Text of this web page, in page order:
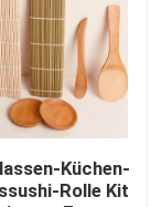
Küchen-
Rolle Kit